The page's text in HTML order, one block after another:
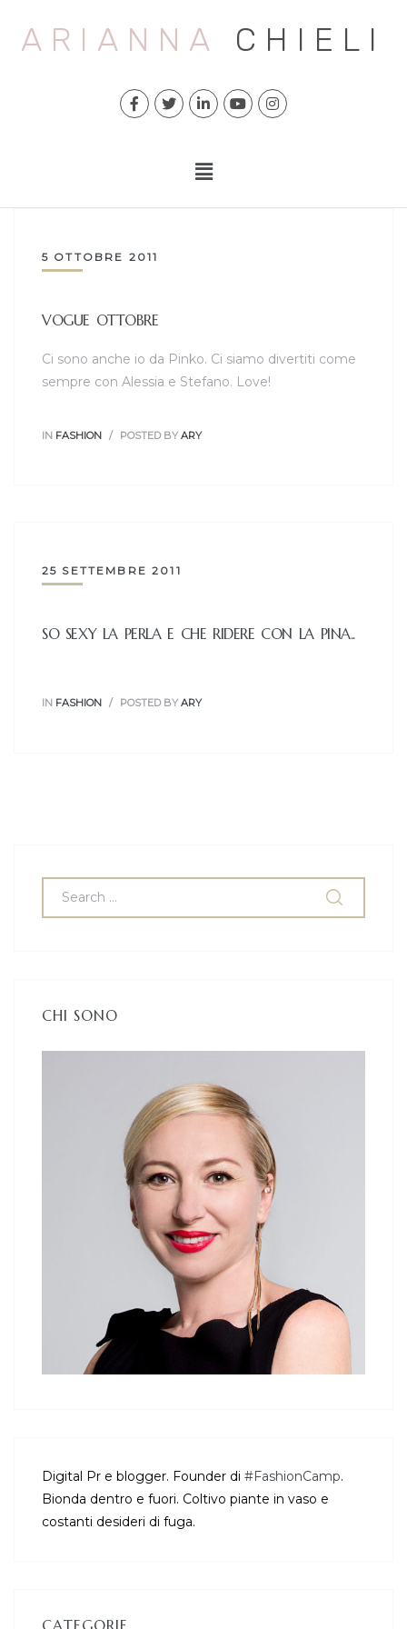
ARIANNA CHIELI
5 OTTOBRE 2011
VOGUE OTTOBRE
Ci sono anche io da Pinko. Ci siamo divertiti come
sempre con Alessia e Stefano. Love!
IN FASHION POSTED BY ARY
25 SETTEMBRE 2011
SO SEXY LA PERLA E CHE RIDERE CON LA PINA..
IN FASHION POSTED BY ARY
CHI SONO
Digital Pr e blogger. Founder di #FashionCamp.
Bionda dentro e fuori. Coltivo piante in vaso e
costanti desideri di fuga.
CATEGORIE